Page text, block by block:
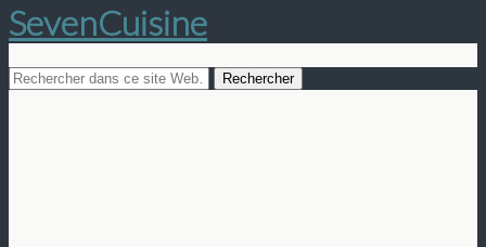
SevenCuisine